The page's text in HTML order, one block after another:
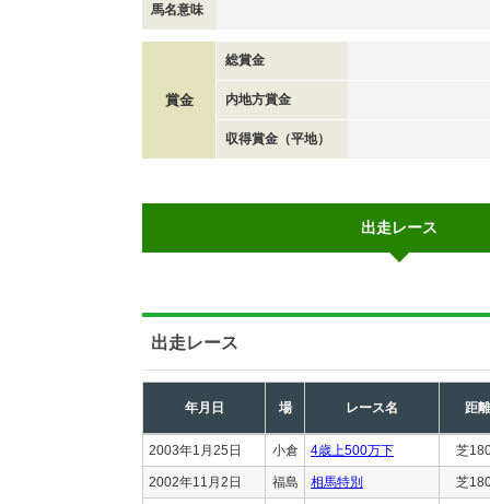
馬名意味
賞金
総賞金
内地方賞金
収得賞金（平地）
出走レース
出走レース
年月日 場 レース名 距離
2003年1月25日 小倉 4歳上500万下 芝
2002年11月2日 福島 相馬特別 芝